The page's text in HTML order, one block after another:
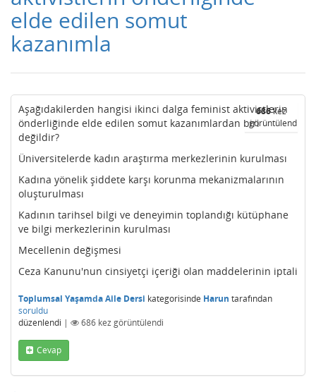
elde edilen somut
kazanımla
686kez
görüntülendi
Aşağıdakilerden hangisi ikinci dalga feminist aktivistlerin
önderliğinde elde edilen somut kazanımlardan biri
değildir?
Üniversitelerde kadın araştırma merkezlerinin kurulması
Kadına yönelik şiddete karşı korunma mekanizmalarının
oluşturulması
Kadının tarihsel bilgi ve deneyimin toplandığı kütüphane
ve bilgi merkezlerinin kurulması
Mecellenin değişmesi
Ceza Kanunu'nun cinsiyetçi içeriği olan maddelerinin iptali
Toplumsal Yaşamda Aile Dersi kategorisinde Harun tarafından
soruldu
düzenlendi | 686 kez görüntülendi
Cevap